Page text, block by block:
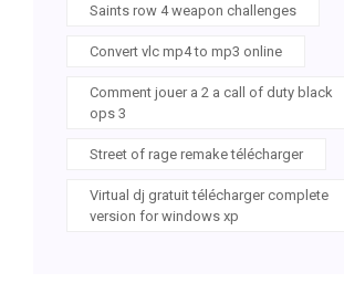
Saints row 4 weapon challenges
Convert vlc mp4 to mp3 online
Comment jouer a 2 a call of duty black
ops 3
Street of rage remake télécharger
Virtual dj gratuit télécharger complete
version for windows xp